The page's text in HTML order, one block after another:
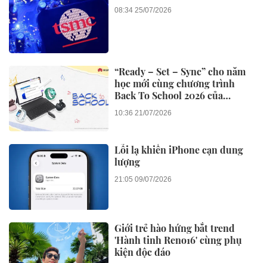
08:34 25/07/2026
“Ready – Set – Sync” cho năm
học mới cùng chương trình
Back To School 2026 của
Huawei
10:36 21/07/2026
Lỗi lạ khiến iPhone cạn dung
lượng
21:05 09/07/2026
Giới trẻ hào hứng bắt trend
'Hành tinh Reno16' cùng phụ
kiện độc đáo